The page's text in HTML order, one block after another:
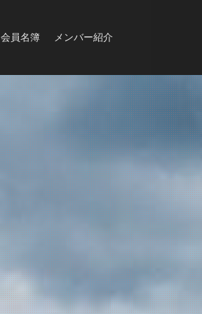
会員名簿 メンバー紹介